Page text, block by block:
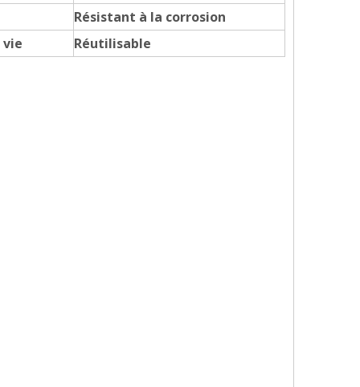
Résistant à la corrosion
vie Réutilisable